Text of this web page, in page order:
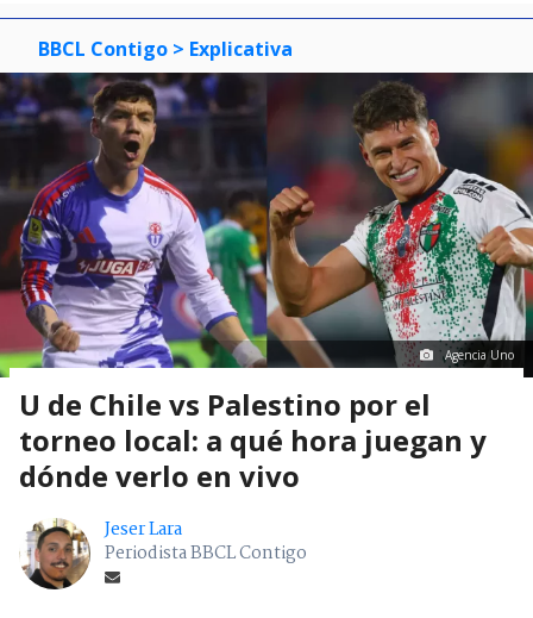
BBCL Contigo > Explicativa
Agencia Uno
U de Chile vs Palestino por el
torneo local: a qué hora juegan y
dónde verlo en vivo
Jeser Lara
Periodista BBCL Contigo